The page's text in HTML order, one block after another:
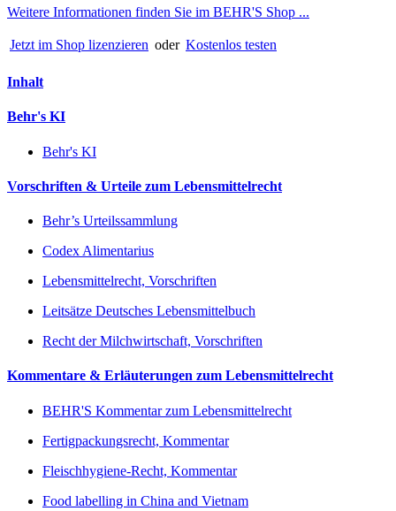
Weitere Informationen finden Sie im BEHR'S Shop ...
Jetzt im Shop lizenzieren oder Kostenlos testen
Inhalt
Behr's KI
Behr's KI
Vorschriften & Urteile zum Lebensmittelrecht
Behr’s Urteilssammlung
Codex Alimentarius
Lebensmittelrecht, Vorschriften
Leitsätze Deutsches Lebensmittelbuch
Recht der Milchwirtschaft, Vorschriften
Kommentare & Erläuterungen zum Lebensmittelrecht
BEHR'S Kommentar zum Lebensmittelrecht
Fertigpackungsrecht, Kommentar
Fleischhygiene-Recht, Kommentar
Food labelling in China and Vietnam